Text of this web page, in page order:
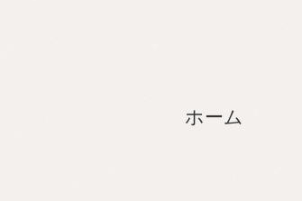
ホーム